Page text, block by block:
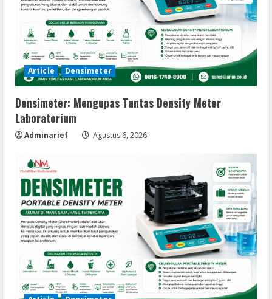
Article Densimeter
Densimeter: Mengupas Tuntas Density Meter
Laboratorium
Adminarief Agustus 6, 2026